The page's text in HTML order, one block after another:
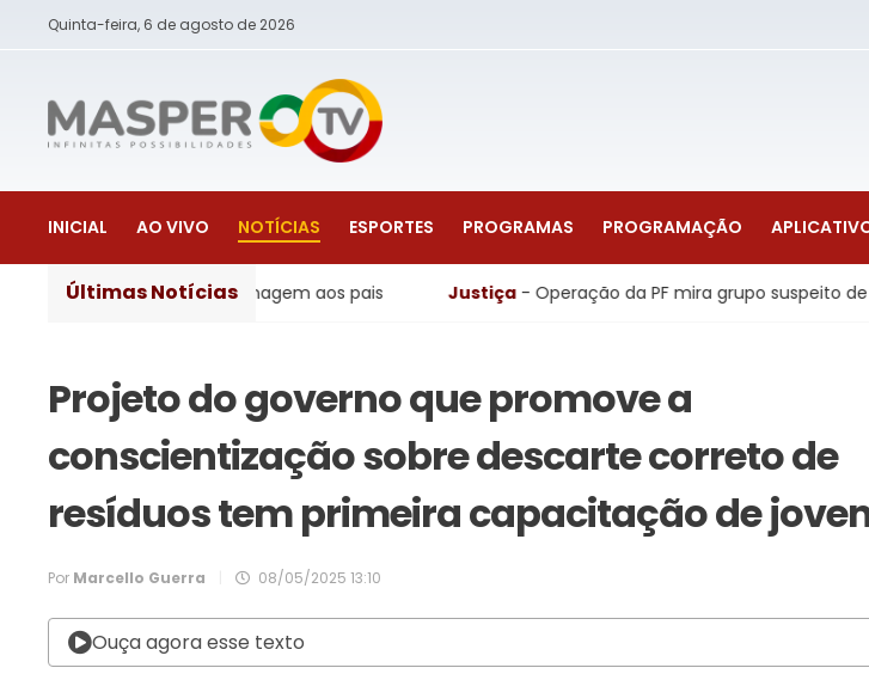
Quinta-feira, 6 de agosto de 2026
INICIAL AO VIVO NOTÍCIAS ESPORTES PROGRAMAS PROGRAMAÇÃO
Últimas Notícias
e homenagem aos pais Justiça- Operação da PF mira grupo suspeito de tráfico
Projeto do governo que promove a
conscientização sobre descarte correto de
resíduos tem primeira capacitação de
Por Marcello Guerra 08/05/2025 13:10
Ouça agora esse texto